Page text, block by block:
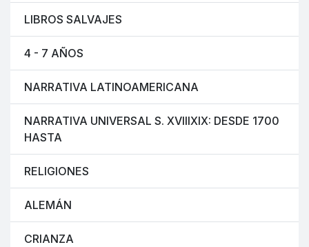
LIBROS SALVAJES
4 - 7 AÑOS
NARRATIVA LATINOAMERICANA
NARRATIVA UNIVERSAL S. XVIIIXIX: DESDE 1700
HASTA
RELIGIONES
ALEMÁN
CRIANZA